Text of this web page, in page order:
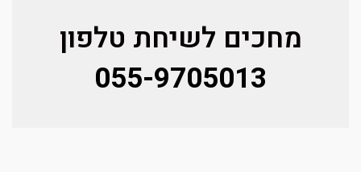
מחכים לשיחת טלפון
055-9705013